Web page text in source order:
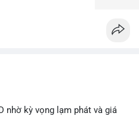
nhờ kỳ vọng lạm phát và giá